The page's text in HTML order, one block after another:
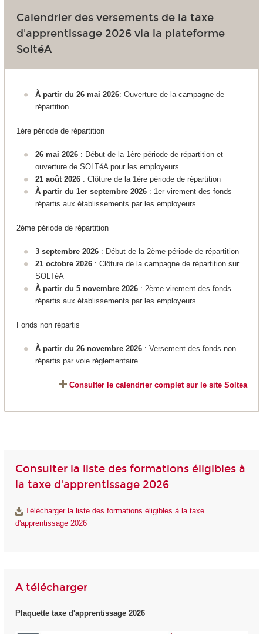
Calendrier des versements de la taxe
d'apprentissage 2026 via la plateforme
SoltéA
À partir du 26 mai 2026: Ouverture de la campagne de
répartition
1ère période de répartition
26 mai 2026 : Début de la 1ère période de répartition et
ouverture de SOLTéA pour les employeurs
21 août 2026 : Clôture de la 1ère période de répartition
À partir du 1er septembre 2026 : 1er virement des fonds
répartis aux établissements par les employeurs
2ème période de répartition
3 septembre 2026 : Début de la 2ème période de répartition
21 octobre 2026 : Clôture de la campagne de répartition sur
SOLTéA
À partir du 5 novembre 2026 : 2ème virement des fonds
répartis aux établissements par les employeurs
Fonds non répartis
À partir du 26 novembre 2026 : Versement des fonds non
répartis par voie réglementaire.
Consulter le calendrier complet sur le site Soltea
Consulter la liste des formations éligibles à
la taxe d'apprentissage 2026
Télécharger la liste des formations éligibles à la taxe
d'apprentissage 2026
A télécharger
Plaquette taxe d'apprentissage 2026